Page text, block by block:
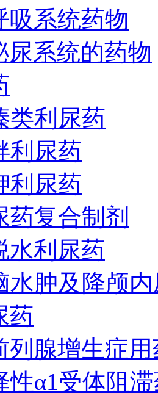
吸系统药物
尿系统的药物
类利尿药
利尿药
利尿药
药复合制剂
水利尿药
水肿及降颅
药
列腺增生症
性α1受体阻